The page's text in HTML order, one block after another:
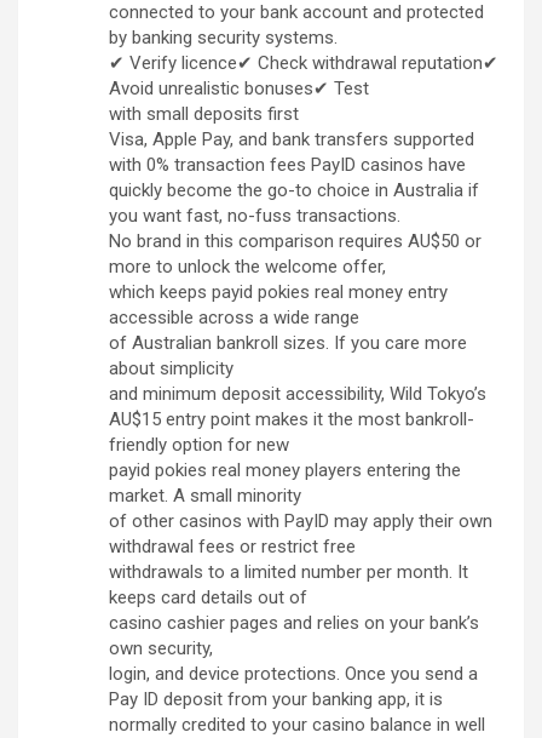
connected to your bank account and protected
by banking security systems.
✔ Verify licence✔ Check withdrawal reputation✔
Avoid unrealistic bonuses✔ Test
with small deposits first
Visa, Apple Pay, and bank transfers supported
with 0% transaction fees PayID casinos have
quickly become the go-to choice in Australia if
you want fast, no-fuss transactions.
No brand in this comparison requires AU$50 or
more to unlock the welcome offer,
which keeps payid pokies real money entry
accessible across a wide range
of Australian bankroll sizes. If you care more
about simplicity
and minimum deposit accessibility, Wild Tokyo’s
AU$15 entry point makes it the most bankroll-
friendly option for new
payid pokies real money players entering the
market. A small minority
of other casinos with PayID may apply their own
withdrawal fees or restrict free
withdrawals to a limited number per month. It
keeps card details out of
casino cashier pages and relies on your bank’s
own security,
login, and device protections. Once you send a
Pay ID deposit from your banking app, it is
normally credited to your casino balance in well